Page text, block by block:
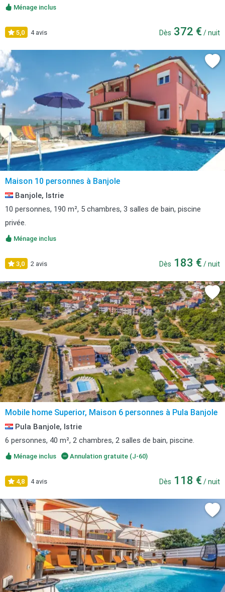
Ménage inclus
5,0 4 avis Dès 372 € / nuit
Maison 10 personnes à Banjole
Banjole, Istrie
10 personnes, 190 m², 5 chambres, 3 salles de bain, piscine
privée.
Ménage inclus
3,0 2 avis Dès 183 € / nuit
Mobile home Superior, Maison 6 personnes à Pula Banjole
Pula Banjole, Istrie
6 personnes, 40 m², 2 chambres, 2 salles de bain, piscine.
Ménage inclus Annulation gratuite (J-60)
4,8 4 avis Dès 118 € / nuit